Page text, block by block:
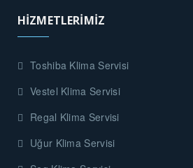
HİZMETLERİMİZ
Toshiba Klima Servisi
Vestel Klima Servisi
Regal Klima Servisi
Uğur Klima Servisi